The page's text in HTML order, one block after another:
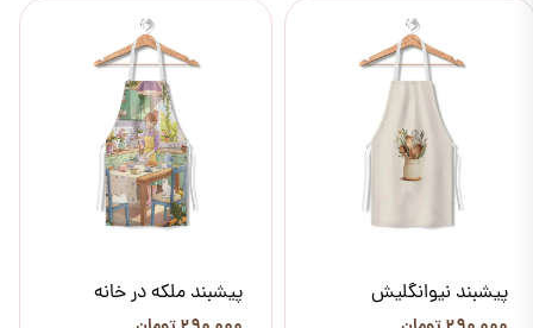
پیشبند نیوانگلیش پیشبند ملکه در خانه